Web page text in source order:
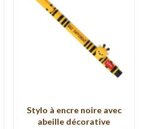
Stylo à encre noire avec
abeille décorative